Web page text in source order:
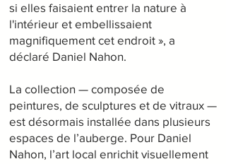
si elles faisaient entrer la nature à
l'intérieur et embellissaient
magnifiquement cet endroit », a
déclaré Daniel Nahon.
La collection — composée de
peintures, de sculptures et de vitraux —
est désormais installée dans plusieurs
espaces de l’auberge. Pour Daniel
Nahon, l’art local enrichit visuellement